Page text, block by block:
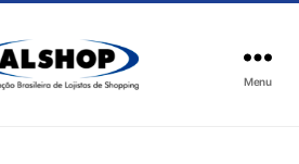
Menu